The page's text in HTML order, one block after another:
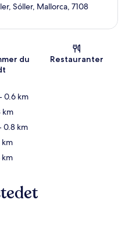
Sóller, Mallorca, 7108
du
Restauranter
0.6 km
km
0.8 km
km
km